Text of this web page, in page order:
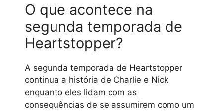
O que acontece na
segunda temporada de
Heartstopper?
A segunda temporada de Heartstopper
continua a história de Charlie e Nick
enquanto eles lidam com as
consequências de se assumirem como um